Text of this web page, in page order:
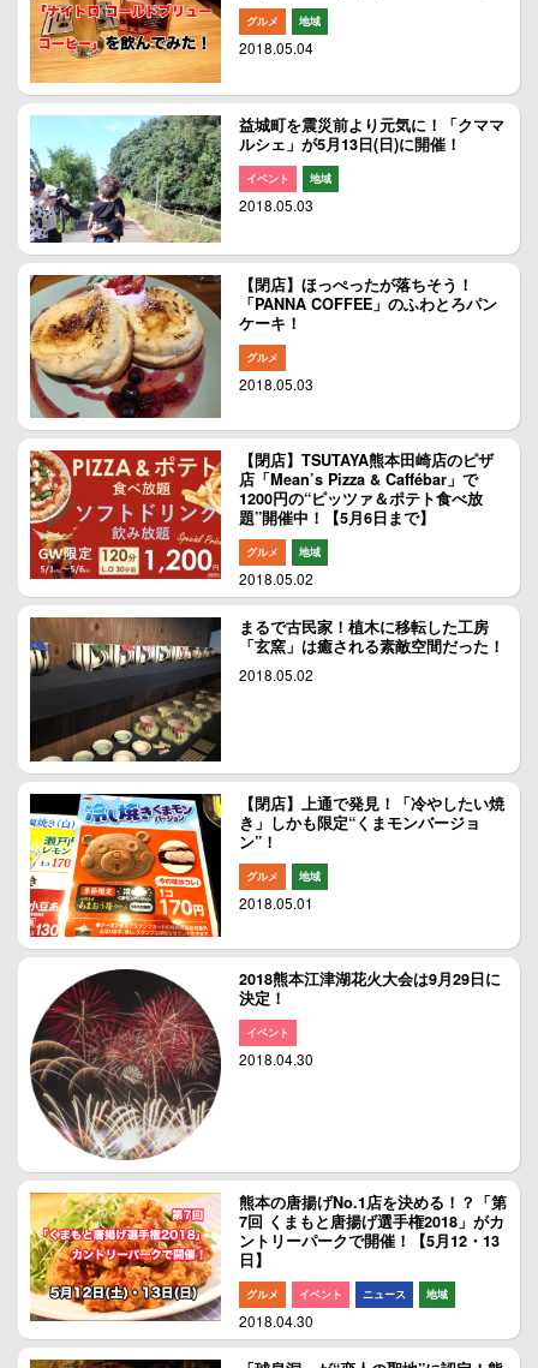
グルメ 地域
2018.05.04
益城町を震災前より元気に！「クママ
ルシェ」が5月13日(日)に開催！
イベント 地域
2018.05.03
【閉店】ほっぺったが落ちそう！
「PANNA COFFEE」のふわとろパン
ケーキ！
グルメ
2018.05.03
【閉店】TSUTAYA熊本田崎店のピザ
店「Mean’s Pizza & Caffébar」で
1200円の“ピッツァ＆ポテト食べ放
題”開催中！【5月6日まで】
グルメ 地域
2018.05.02
まるで古民家！植木に移転した工房
「玄窯」は癒される素敵空間だった！
2018.05.02
【閉店】上通で発見！「冷やしたい焼
き」しかも限定“くまモンバージョ
ン”！
グルメ 地域
2018.05.01
2018熊本江津湖花火大会は9月29日に
決定！
イベント
2018.04.30
熊本の唐揚げNo.1店を決める！？「第
7回 くまもと唐揚げ選手権2018」がカ
ントリーパークで開催！【5月12・13
日】
グルメ イベント ニュース 地域
2018.04.30